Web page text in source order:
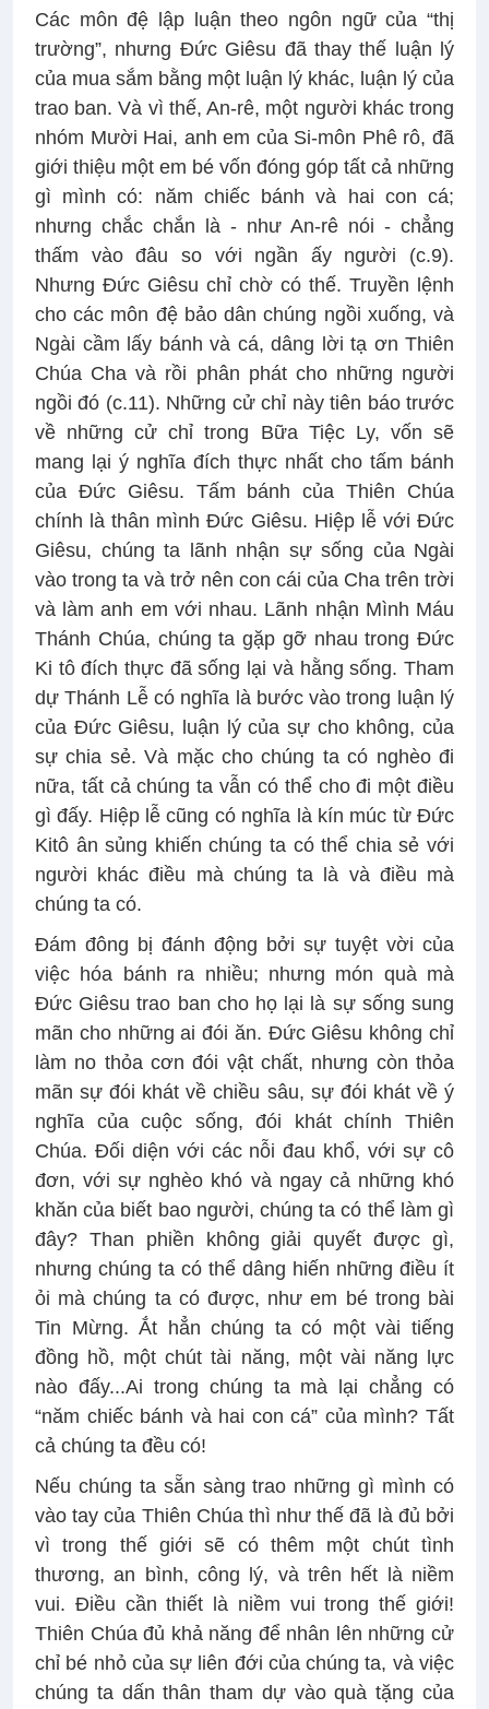
Các môn đệ lập luận theo ngôn ngữ của “thị
trường”, nhưng Đức Giêsu đã thay thế luận lý
của mua sắm bằng một luận lý khác, luận lý của
trao ban. Và vì thế, An-rê, một người khác trong
nhóm Mười Hai, anh em của Si-môn Phê rô, đã
giới thiệu một em bé vốn đóng góp tất cả những
gì mình có: năm chiếc bánh và hai con cá;
nhưng chắc chắn là - như An-rê nói - chẳng
thấm vào đâu so với ngần ấy người (c.9).
Nhưng Đức Giêsu chỉ chờ có thế. Truyền lệnh
cho các môn đệ bảo dân chúng ngồi xuống, và
Ngài cầm lấy bánh và cá, dâng lời tạ ơn Thiên
Chúa Cha và rồi phân phát cho những người
ngồi đó (c.11). Những cử chỉ này tiên báo trước
về những cử chỉ trong Bữa Tiệc Ly, vốn sẽ
mang lại ý nghĩa đích thực nhất cho tấm bánh
của Đức Giêsu. Tấm bánh của Thiên Chúa
chính là thân mình Đức Giêsu. Hiệp lễ với Đức
Giêsu, chúng ta lãnh nhận sự sống của Ngài
vào trong ta và trở nên con cái của Cha trên trời
và làm anh em với nhau. Lãnh nhận Mình Máu
Thánh Chúa, chúng ta gặp gỡ nhau trong Đức
Ki tô đích thực đã sống lại và hằng sống. Tham
dự Thánh Lễ có nghĩa là bước vào trong luận lý
của Đức Giêsu, luận lý của sự cho không, của
sự chia sẻ. Và mặc cho chúng ta có nghèo đi
nữa, tất cả chúng ta vẫn có thể cho đi một điều
gì đấy. Hiệp lễ cũng có nghĩa là kín múc từ Đức
Kitô ân sủng khiến chúng ta có thể chia sẻ với
người khác điều mà chúng ta là và điều mà
chúng ta có.
Đám đông bị đánh động bởi sự tuyệt vời của
việc hóa bánh ra nhiều; nhưng món quà mà
Đức Giêsu trao ban cho họ lại là sự sống sung
mãn cho những ai đói ăn. Đức Giêsu không chỉ
làm no thỏa cơn đói vật chất, nhưng còn thỏa
mãn sự đói khát về chiều sâu, sự đói khát về ý
nghĩa của cuộc sống, đói khát chính Thiên
Chúa. Đối diện với các nỗi đau khổ, với sự cô
đơn, với sự nghèo khó và ngay cả những khó
khăn của biết bao người, chúng ta có thể làm gì
đây? Than phiền không giải quyết được gì,
nhưng chúng ta có thể dâng hiến những điều ít
ỏi mà chúng ta có được, như em bé trong bài
Tin Mừng. Ắt hẳn chúng ta có một vài tiếng
đồng hồ, một chút tài năng, một vài năng lực
nào đấy...Ai trong chúng ta mà lại chẳng có
“năm chiếc bánh và hai con cá” của mình? Tất
cả chúng ta đều có!
Nếu chúng ta sẵn sàng trao những gì mình có
vào tay của Thiên Chúa thì như thế đã là đủ bởi
vì trong thế giới sẽ có thêm một chút tình
thương, an bình, công lý, và trên hết là niềm
vui. Điều cần thiết là niềm vui trong thế giới!
Thiên Chúa đủ khả năng để nhân lên những cử
chỉ bé nhỏ của sự liên đới của chúng ta, và việc
chúng ta dấn thân tham dự vào quà tặng của